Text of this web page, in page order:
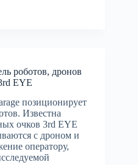
роботов, дронов
EYE
позиционирует
Известна
очков 3rd EYE
с дроном и
оператору,